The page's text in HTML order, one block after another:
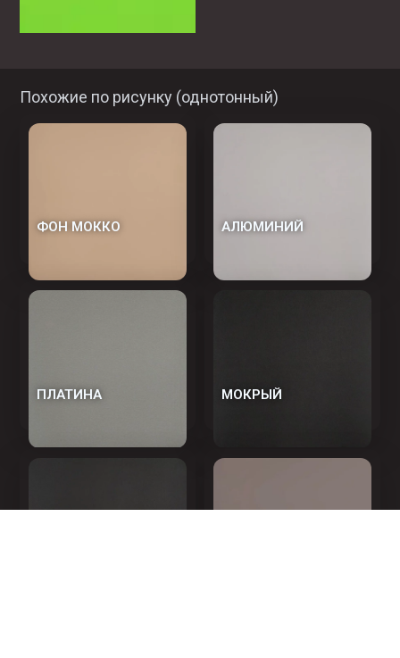
Похожие по рисунку (однотонный)
ФОН МОККО АЛЮМИНИЙ
ПЛАТИНА МОКРЫЙ